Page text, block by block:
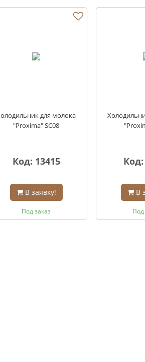
для молока
"Proxima" SC08
Код: 13415
В заявку!
Под заказ
Код:
В
Под